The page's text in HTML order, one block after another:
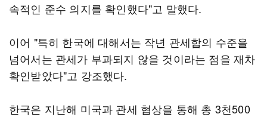
속적인 준수 의지를 확인했다"고 말했다.
이어 "특히 한국에 대해서는 작년 관세합의 수준을
넘어서는 관세가 부과되지 않을 것이라는 점을 재차
확인받았다"고 강조했다.
한국은 지난해 미국과 관세 협상을 통해 총 3천500